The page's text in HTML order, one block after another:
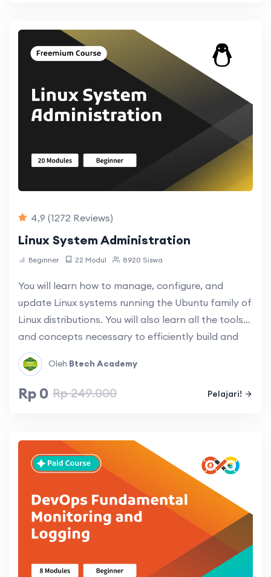
4,9 (1272 Reviews)
Linux System Administration
Beginner 22 Modul 8920 Siswa
You will learn how to manage, configure, and
update Linux systems running the Ubuntu family of
Linux distributions. You will also learn all the tools
and concepts necessary to efficiently build and
manage production Linux infrastructure.
Oleh Btech Academy
Rp 0 Rp 249.000 Pelajari!